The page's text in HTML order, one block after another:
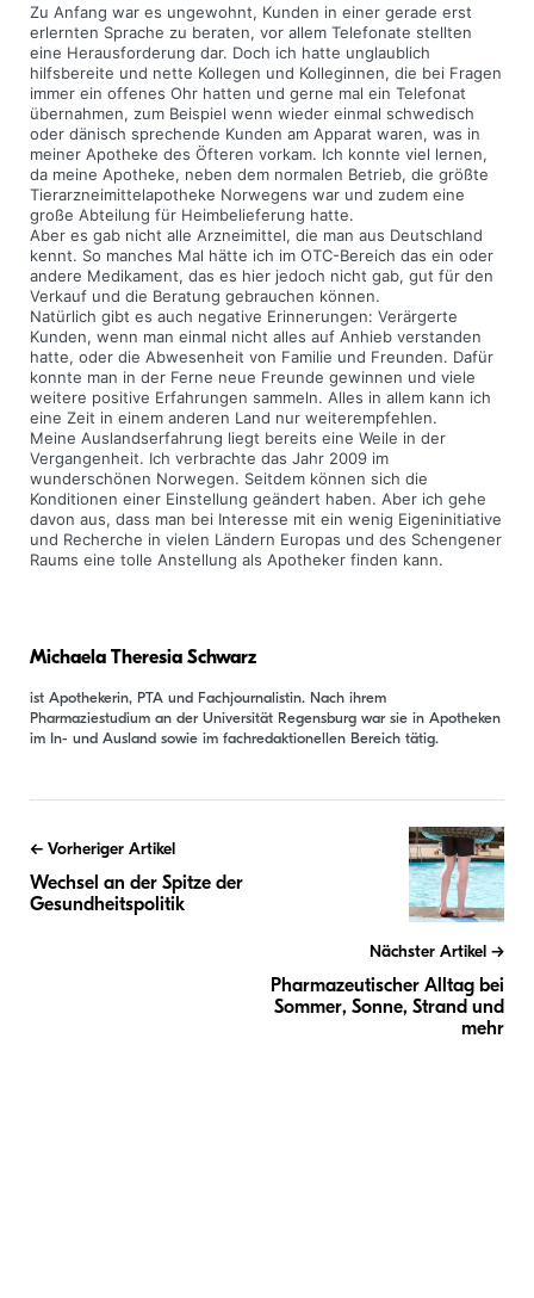
Zu Anfang war es ungewohnt, Kunden in einer gerade erst
erlernten Sprache zu beraten, vor allem Telefonate stellten
eine Herausforderung dar. Doch ich hatte unglaublich
hilfsbereite und nette Kollegen und Kolleginnen, die bei Fragen
immer ein offenes Ohr hatten und gerne mal ein Telefonat
übernahmen, zum Beispiel wenn wieder einmal schwedisch
oder dänisch sprechende Kunden am Apparat waren, was in
meiner Apotheke des Öfteren vorkam. Ich konnte viel lernen,
da meine Apotheke, neben dem normalen Betrieb, die größte
Tierarzneimittelapotheke Norwegens war und zudem eine
große Abteilung für Heimbelieferung hatte.
Aber es gab nicht alle Arzneimittel, die man aus Deutschland
kennt. So manches Mal hätte ich im OTC-Bereich das ein oder
andere Medikament, das es hier jedoch nicht gab, gut für den
Verkauf und die Beratung gebrauchen können.
Natürlich gibt es auch negative Erinnerungen: Verärgerte
Kunden, wenn man einmal nicht alles auf Anhieb verstanden
hatte, oder die Abwesenheit von Familie und Freunden. Dafür
konnte man in der Ferne neue Freunde gewinnen und viele
weitere positive Erfahrungen sammeln. Alles in allem kann ich
eine Zeit in einem anderen Land nur weiterempfehlen.
Meine Auslandserfahrung liegt bereits eine Weile in der
Vergangenheit. Ich verbrachte das Jahr 2009 im
wunderschönen Norwegen. Seitdem können sich die
Konditionen einer Einstellung geändert haben. Aber ich gehe
davon aus, dass man bei Interesse mit ein wenig Eigeninitiative
und Recherche in vielen Ländern Europas und des Schengener
Raums eine tolle Anstellung als Apotheker finden kann.
Michaela Theresia Schwarz
ist Apothekerin, PTA und Fachjournalistin. Nach ihrem
Pharmaziestudium an der Universität Regensburg war sie in Apotheken
im In- und Ausland sowie im fachredaktionellen Bereich tätig.
Vorheriger Artikel
Wechsel an der Spitze der
Gesundheitspolitik
Nächster Artikel
Pharmazeutischer Alltag bei
Sommer, Sonne, Strand und
mehr